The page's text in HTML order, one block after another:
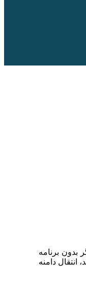
بدون برنامه
دامنه